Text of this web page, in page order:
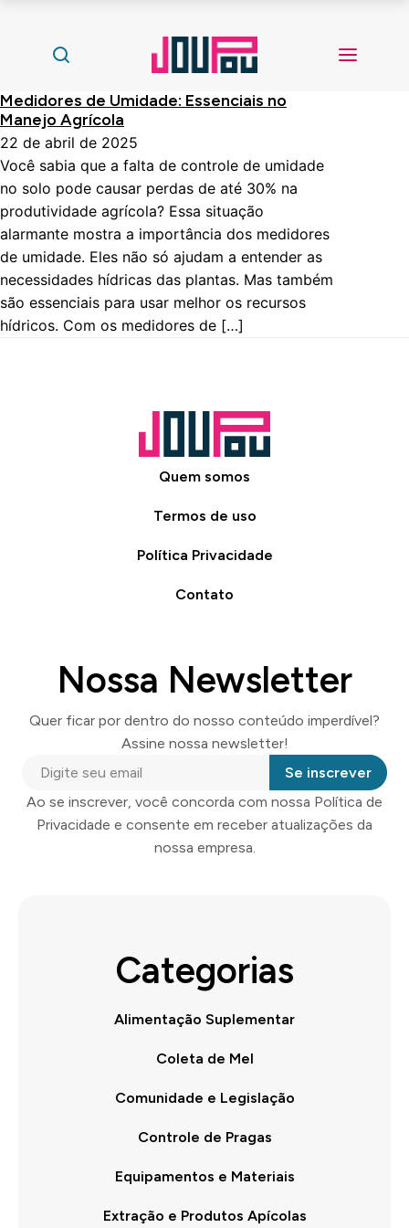
Medidores de Umidade: Essenciais no
Manejo Agrícola
22 de abril de 2025
Você sabia que a falta de controle de umidade
no solo pode causar perdas de até 30% na
produtividade agrícola? Essa situação
alarmante mostra a importância dos medidores
de umidade. Eles não só ajudam a entender as
necessidades hídricas das plantas. Mas também
são essenciais para usar melhor os recursos
hídricos. Com os medidores de […]
Quem somos
Termos de uso
Política Privacidade
Contato
Nossa Newsletter
Quer ficar por dentro do nosso conteúdo imperdível?
Assine nossa newsletter!
Se inscrever
Ao se inscrever, você concorda com nossa Política de
Privacidade e consente em receber atualizações da
nossa empresa.
Categorias
Alimentação Suplementar
Coleta de Mel
Comunidade e Legislação
Controle de Pragas
Equipamentos e Materiais
Extração e Produtos Apícolas